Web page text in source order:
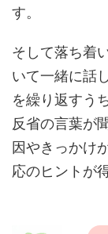
す。
そして落ち着
いて一緒に話
を繰り返すう
反省の言葉が
因やきっかけ
応のヒントが